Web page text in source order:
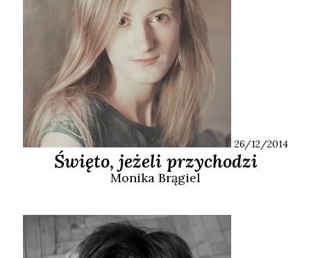
26/12/2014
Święto, jeżeli przychodzi
Monika Brągiel